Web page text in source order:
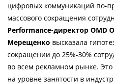
цифровых коммуникаций по-
массового сокращения
Performance-директор OMD
Мерещенко высказала
сокращении до 25%-30%
во всем рекламном рынке.
на уровне занятости в